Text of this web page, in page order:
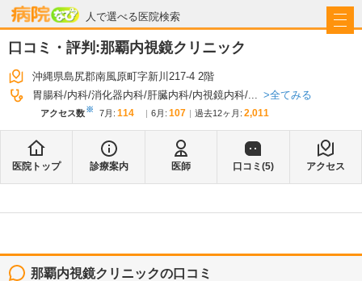
人で選べる医院検索
病院なび
口コミ・評判:那覇内視鏡クリニック
沖縄県島尻郡南風原町字新川217-4 2階
胃腸科 内科 消化器内科 肝臓内科 内視鏡内科 ... 全てみる
アクセス数※ 7月 : 114 6月 : 107 過去12ヶ月: 2,011
医院トップ 診療案内 医師 口コミ(5) アクセス
那覇内視鏡クリニックの口コミ